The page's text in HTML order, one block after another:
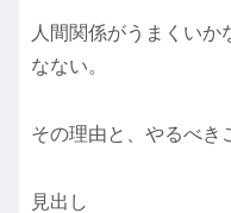
人間関係がうまくい
なない。
その理由と、やるべき
見出し